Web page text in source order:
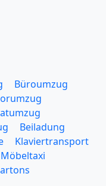
Büroumzug
Beiladung
Klaviertransport
Möbeltaxi